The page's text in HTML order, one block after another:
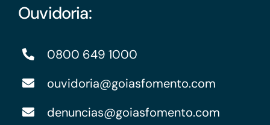
Ouvidoria:
0800 649 1000
ouvidoria@goiasfomento.com
denuncias@goiasfomento.com